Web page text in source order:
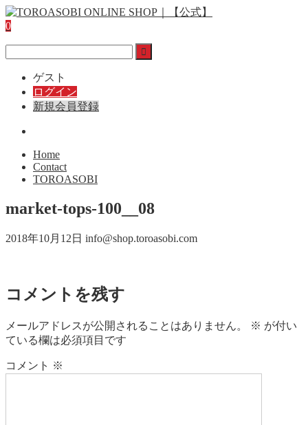
0
ゲスト
ログイン
新規会員登録
Home
Contact
TOROASOBI
market-tops-100__08
2018年10月12日 info@shop.toroasobi.com
コメントを残す
メールアドレスが公開されることはありません。 ※ が付い
ている欄は必須項目です
コメント ※